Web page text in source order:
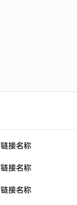
链接名称
链接名称
链接名称